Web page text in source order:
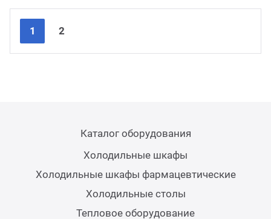
1 2
Каталог оборудования
Холодильные шкафы
Холодильные шкафы фармацевтические
Холодильные столы
Тепловое оборудование